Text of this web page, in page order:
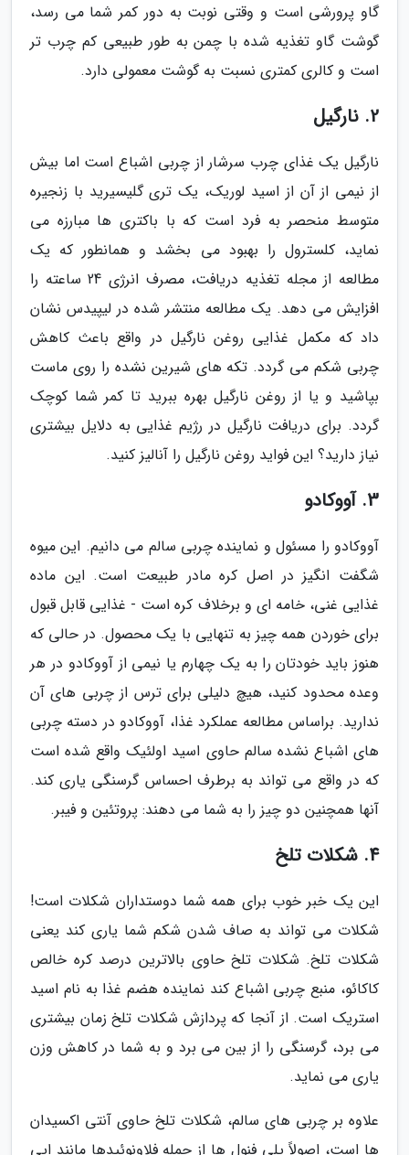
گاو پرورشی است و وقتی نوبت به دور کمر شما می رسد،
گوشت گاو تغذیه شده با چمن به طور طبیعی کم چرب تر
است و کالری کمتری نسبت به گوشت معمولی دارد.
2. نارگیل
نارگیل یک غذای چرب سرشار از چربی اشباع است اما بیش
از نیمی از آن از اسید لوریک، یک تری گلیسیرید با زنجیره
متوسط منحصر به فرد است که با باکتری ها مبارزه می
نماید، کلسترول را بهبود می بخشد و همانطور که یک
مطالعه از مجله تغذیه دریافت، مصرف انرژی 24 ساعته را
افزایش می دهد. یک مطالعه منتشر شده در لیپیدس نشان
داد که مکمل غذایی روغن نارگیل در واقع باعث کاهش
چربی شکم می گردد. تکه های شیرین نشده را روی ماست
بپاشید و یا از روغن نارگیل بهره ببرید تا کمر شما کوچک
گردد. برای دریافت نارگیل در رژیم غذایی به دلایل بیشتری
نیاز دارید؟ این فواید روغن نارگیل را آنالیز کنید.
3. آووکادو
آووکادو را مسئول و نماینده چربی سالم می دانیم. این میوه
شگفت انگیز در اصل کره مادر طبیعت است. این ماده
غذایی غنی، خامه ای و برخلاف کره است - غذایی قابل قبول
برای خوردن همه چیز به تنهایی با یک محصول. در حالی که
هنوز باید خودتان را به یک چهارم یا نیمی از آووکادو در هر
وعده محدود کنید، هیچ دلیلی برای ترس از چربی های آن
ندارید. براساس مطالعه عملکرد غذا، آووکادو در دسته چربی
های اشباع نشده سالم حاوی اسید اولئیک واقع شده است
که در واقع می تواند به برطرف احساس گرسنگی یاری کند.
آنها همچنین دو چیز را به شما می دهند: پروتئین و فیبر.
4. شکلات تلخ
این یک خبر خوب برای همه شما دوستداران شکلات است!
شکلات می تواند به صاف شدن شکم شما یاری کند یعنی
شکلات تلخ. شکلات تلخ حاوی بالاترین درصد کره خالص
کاکائو، منبع چربی اشباع کند نماینده هضم غذا به نام اسید
استریک است. از آنجا که پردازش شکلات تلخ زمان بیشتری
می برد، گرسنگی را از بین می برد و به شما در کاهش وزن
یاری می نماید.
علاوه بر چربی های سالم، شکلات تلخ حاوی آنتی اکسیدان
ها است، اصولاً پلی فنول ها از جمله فلاونوئیدها مانند اپی